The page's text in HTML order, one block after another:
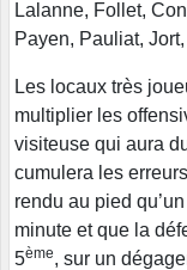
Lalanne, Follet,
Payen, Pauliat,
Les locaux très
multiplier les
visiteuse qui aura
cumulera les
rendu au pied
minute et que la
5ème, sur un